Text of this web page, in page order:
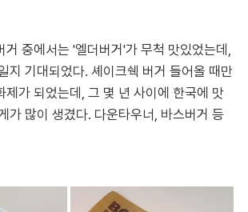
거 중에서는 '엘더버거'가 무척 맛있었는데,
지 기대되었다. 셰이크쉑 버거 들어올 때만
제가 되었는데, 그 몇 년 사이에 한국에 맛
가 많이 생겼다. 다운타우너, 바스버거 등